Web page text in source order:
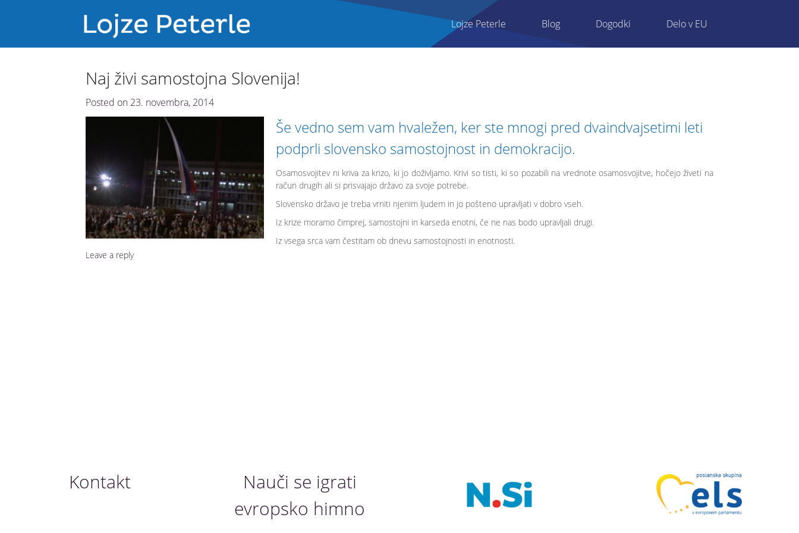
Lojze Peterle Blog Dogodki Delo v EU
Naj živi samostojna Slovenija!
Posted on 23. novembra, 2014
Še vedno sem vam hvaležen, ker ste mnogi pred dvaindvajsetimi leti
podprli slovensko samostojnost in demokracijo.
Osamosvojitev ni kriva za krizo, ki jo doživljamo. Krivi so tisti, ki so pozabili na vrednote osamosvojitve, hočejo živeti na
račun drugih ali si prisvajajo državo za svoje potrebe.
Slovensko državo je treba vrniti njenim ljudem in jo pošteno upravljati v dobro vseh.
Iz krize moramo čimprej, samostojni in karseda enotni, če ne nas bodo upravljali drugi.
Iz vsega srca vam čestitam ob dnevu samostojnosti in enotnosti.
Leave a reply
Kontakt
Nauči se igrati
evropsko himno